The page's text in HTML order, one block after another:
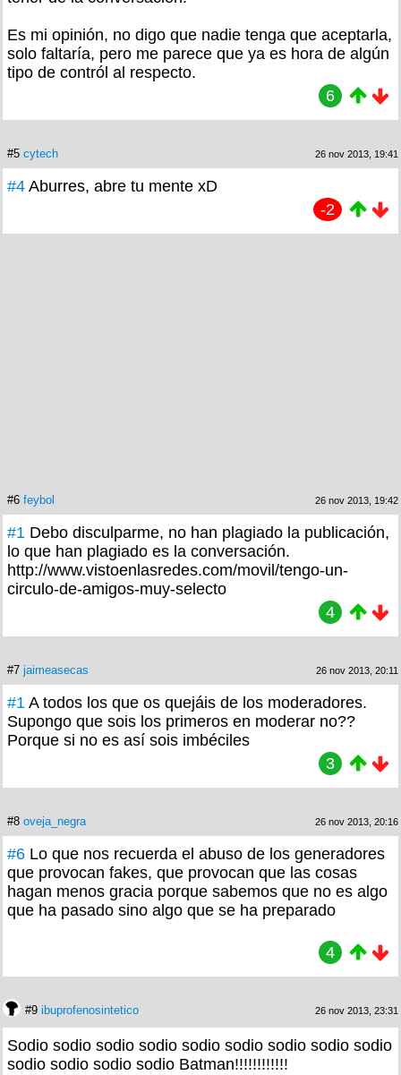
Es mi opinión, no digo que nadie tenga que aceptarla,
solo faltaría, pero me parece que ya es hora de algún
tipo de contról al respecto.
6
#5 cytech 26 nov 2013, 19:41
#4 Aburres, abre tu mente xD
-2
#6 feybol 26 nov 2013, 19:42
#1 Debo disculparme, no han plagiado la publicación,
lo que han plagiado es la conversación.
http://www.vistoenlasredes.com/movil/tengo-un-
circulo-de-amigos-muy-selecto
4
#7 jaimeasecas 26 nov 2013, 20:11
#1 A todos los que os quejáis de los moderadores.
Supongo que sois los primeros en moderar no??
Porque si no es así sois imbéciles
3
#8 oveja_negra 26 nov 2013, 20:16
#6 Lo que nos recuerda el abuso de los generadores
que provocan fakes, que provocan que las cosas
hagan menos gracia porque sabemos que no es algo
que ha pasado sino algo que se ha preparado
4
#9 ibuprofenosintetico 26 nov 2013, 23:31
Sodio sodio sodio sodio sodio sodio sodio sodio sodio
sodio sodio sodio sodio Batman!!!!!!!!!!!!